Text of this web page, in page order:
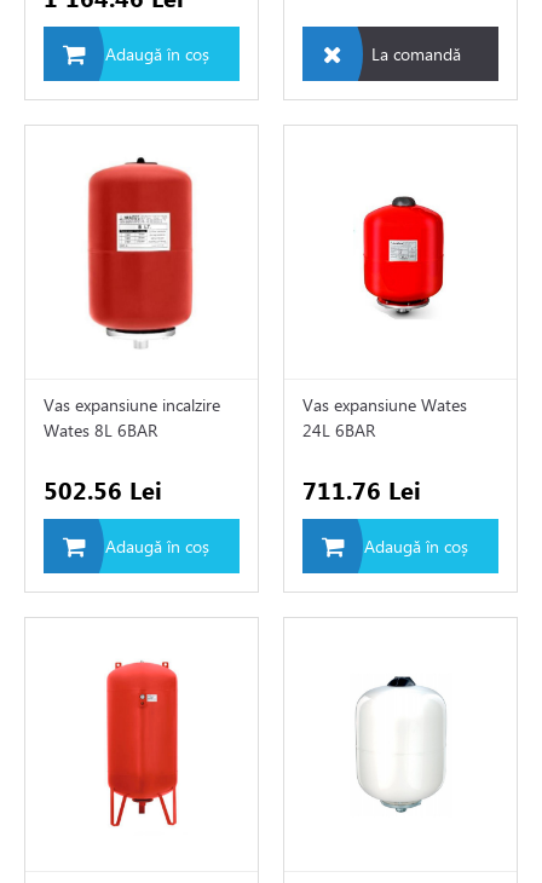
si fitinguri
Adaugă în coș La comandă
Vas expansiune incalzire
Wates 8L 6BAR
502.56 Lei
Adaugă în coș
Vas expansiune Wates
24L 6BAR
711.76 Lei
Adaugă în coș